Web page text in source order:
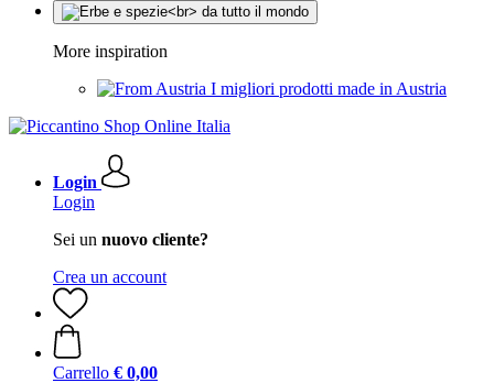
More inspiration
I migliori prodotti made in Austria
Login
Login
Sei un nuovo cliente?
Crea un account
Carrello € 0,00